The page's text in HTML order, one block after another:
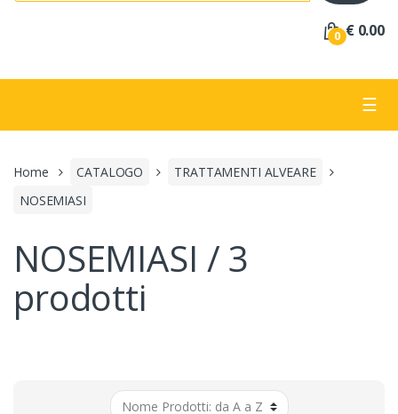
0 € 0.00
☰
Home CATALOGO
TRATTAMENTI ALVEARE
NOSEMIASI
NOSEMIASI / 3
prodotti